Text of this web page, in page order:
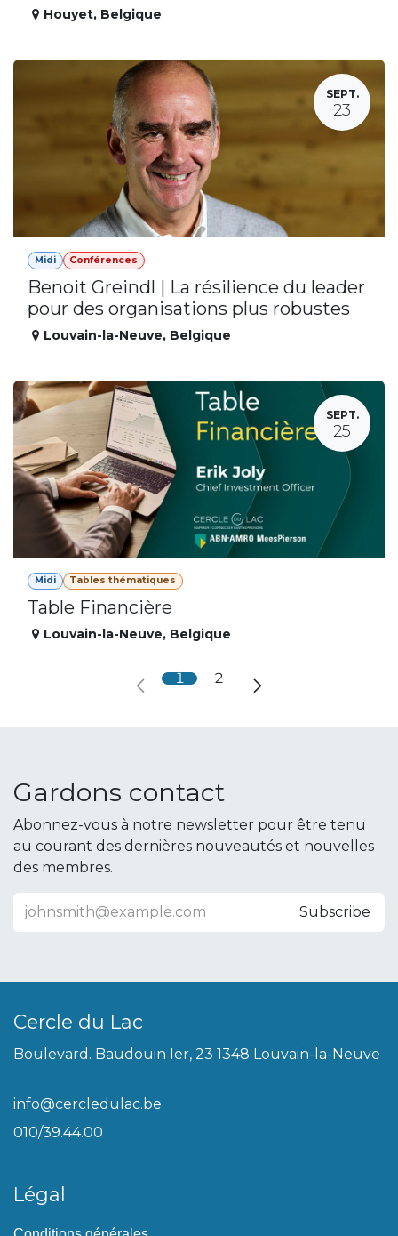
Houyet, Belgique
SEPT.
23
Midi Conférences
Benoit Greindl | La résilience du leader
pour des organisations plus robustes
Louvain-la-Neuve, Belgique
SEPT.
25
Midi Tables thématiques
Table Financière
Louvain-la-Neuve, Belgique
1 2
Gardons contact
Abonnez-vous à notre newsletter pour être tenu
au courant des dernières nouveautés et nouvelles
des membres.
Subscribe
Cercle du Lac
Boulevard. Baudouin Ier, 23 1348 Louvain-la-Neuve
info@cercledulac.be
010/39.44.00
Légal